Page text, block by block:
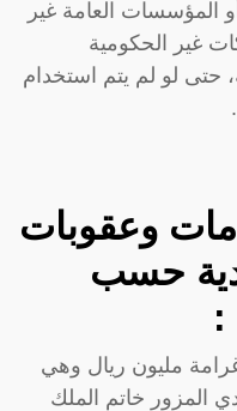
المؤسسات العامة غير
غير الحكومية
حتى لو لم يتم استخدام
وعقوبات
حسب
:
10 سنوات وغرامة مليون ريال وهي
المزور خاتم الملك